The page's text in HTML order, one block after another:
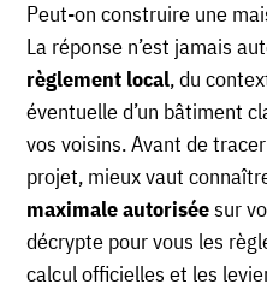
Peut-on construire une
La réponse n’est jamais
règlement local, du
éventuelle d’un bâtiment
vos voisins. Avant de
projet, mieux vaut
maximale autoriséesur
décrypte pour vous les
calcul officielles et les